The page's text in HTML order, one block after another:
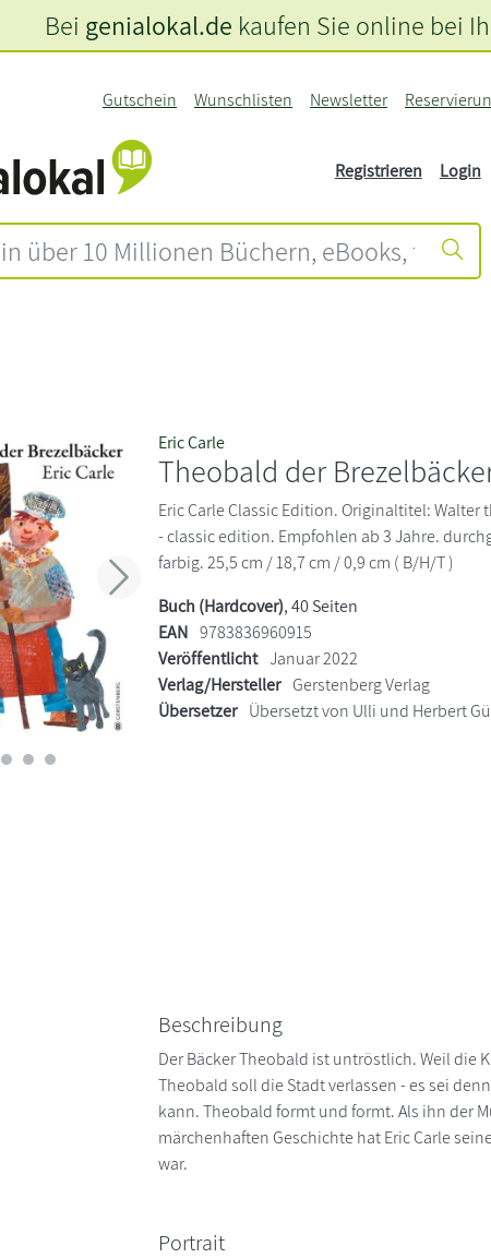
Gutschein Wunschlisten Newsletter
Registrieren Login
Bei genialokal.de kaufen Sie online bei
Weiter
Eric Carle
Theobald der
Eric Carle Classic Edition. Originaltitel: Walter
- classic edition. Empfohlen ab 3 Jahre.
farbig. 25,5 cm / 18,7 cm / 0,9 cm ( B/H/T )
Buch (Hardcover), 40 Seiten
EAN 9783836960915
Veröffentlicht Januar 2022
Verlag/Hersteller Gerstenberg Verlag
Übersetzer Übersetzt von Ulli und Herbert
Beschreibung
Der Bäcker Theobald ist untröstlich. Weil die
Theobald soll die Stadt verlassen - es sei
kann. Theobald formt und formt. Als ihn der
märchenhaften Geschichte hat Eric Carle
war.
Portrait